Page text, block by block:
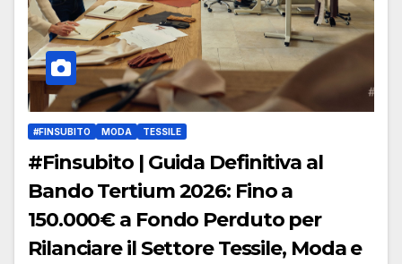
#FINSUBITO MODA TESSILE
#Finsubito | Guida Definitiva al
Bando Tertium 2026: Fino a
150.000€ a Fondo Perduto per
Rilanciare il Settore Tessile, Moda e